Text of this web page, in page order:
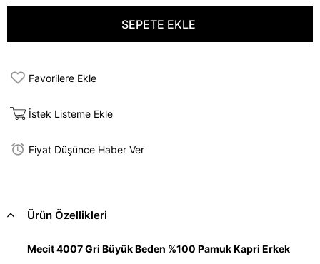
Favorilere Ekle
İstek Listeme Ekle
Fiyat Düşünce Haber Ver
Ürün Özellikleri
Mecit 4007 Gri Büyük Beden %100 Pamuk Kapri Erkek